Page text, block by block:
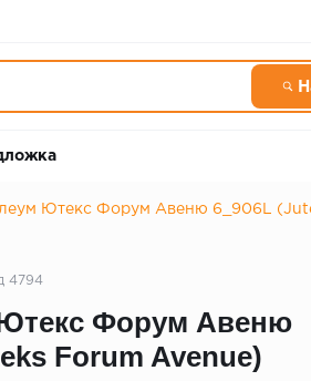
Ютекс Форум Авеню 6_906L
4794
Форум Авеню
Forum Avenue)